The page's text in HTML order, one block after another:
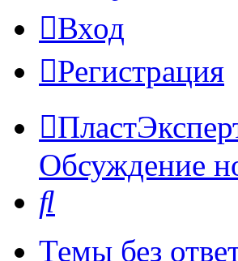
Вход
Регистрация
Обсуждение
Темы без